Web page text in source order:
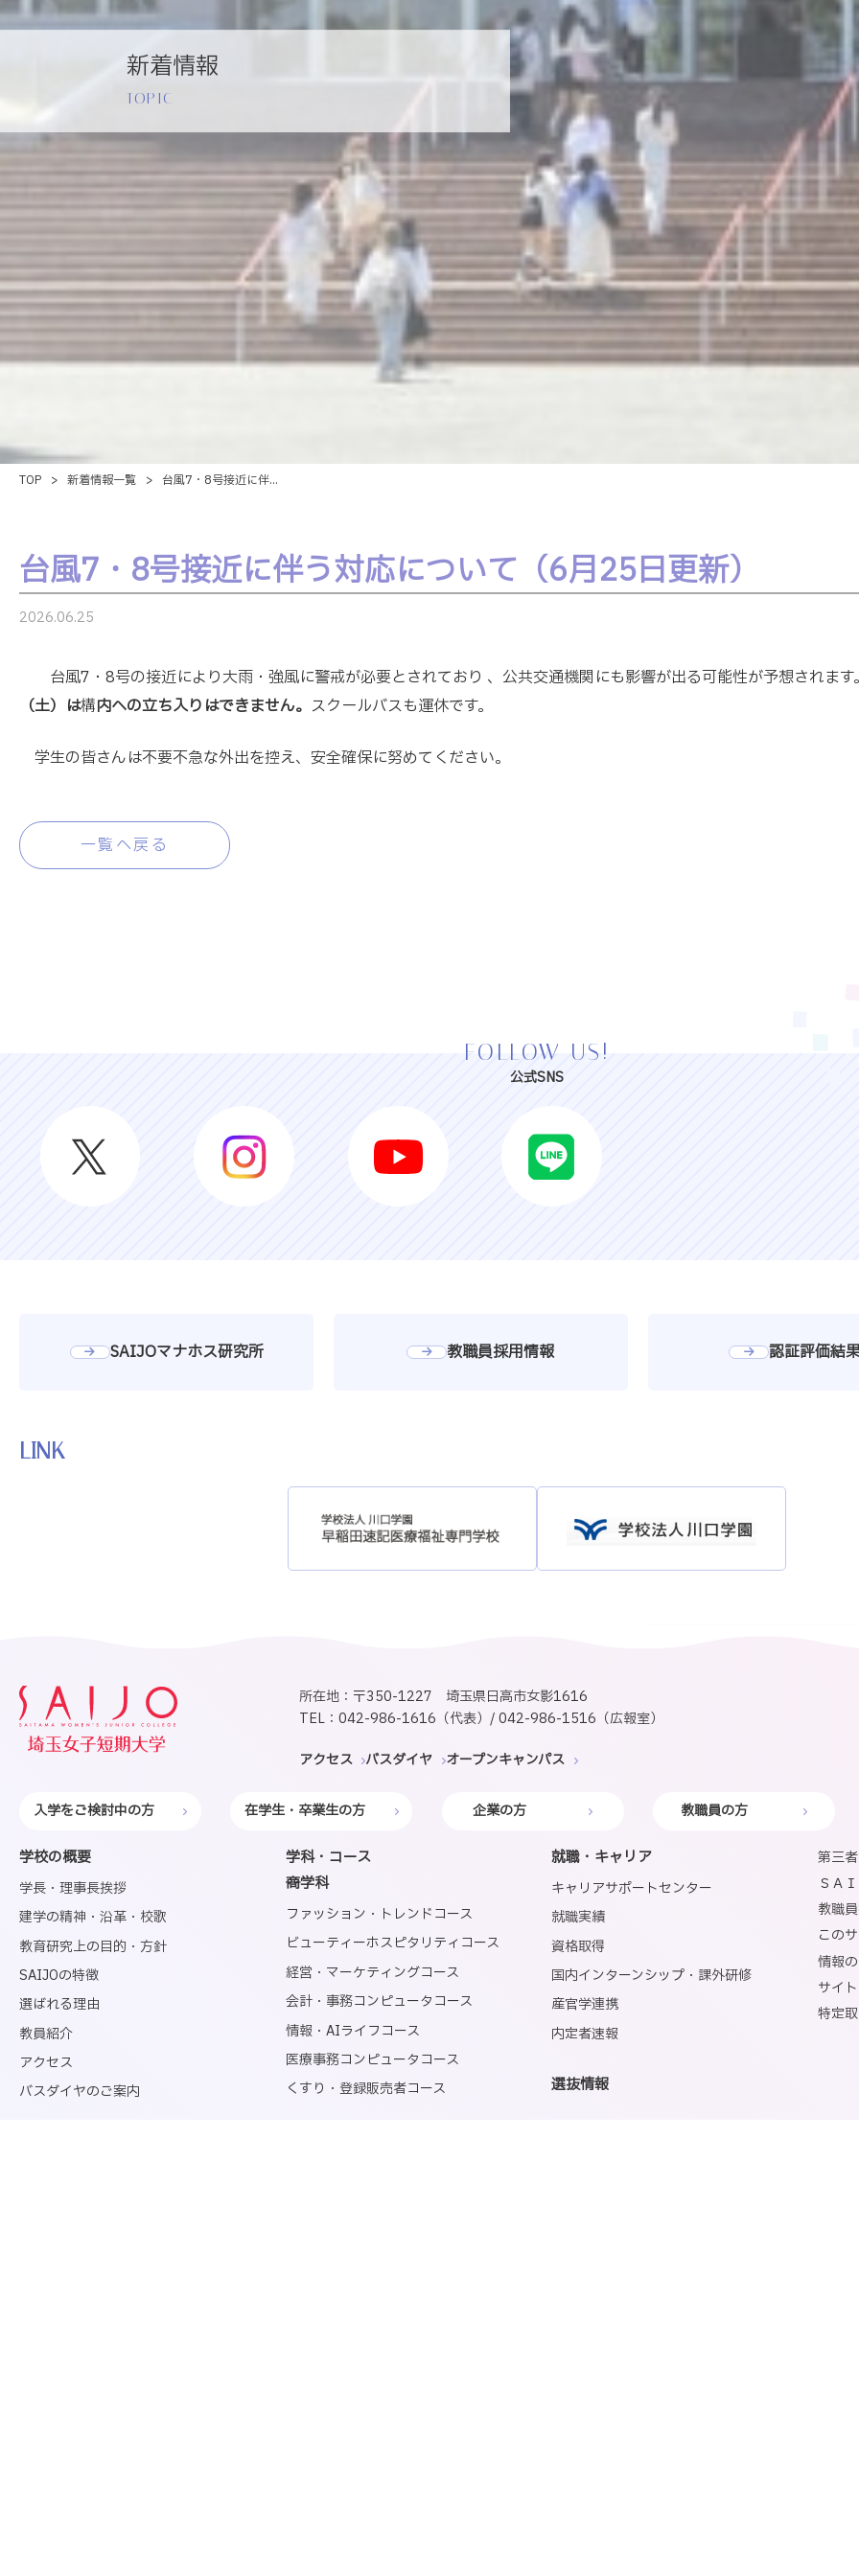
新着情報
TOPIC
TOP > 新着情報一覧 > 台風7・8号接近に伴...
台風7・8号接近に伴う対応について（6月25日更新）
2026.06.25
台風7・8号の接近により大雨・強風に警戒が必要とされており 、公共交通機関にも影響が出る可能性が予想されます
（土）は構内への立ち入りはできません。 スクールバスも運休です。
学生の皆さんは不要不急な外出を控え、安全確保に努めてください。
一覧へ戻る
FOLLOW US!
公式SNS
SAIJOマナホス研究所 教職員採用情報 認証評価結
LINK
所在地：〒350-1227 埼玉県日高市女影1616
TEL：042-986-1616（代表）/ 042-986-1516（広報室）
アクセス バスダイヤ オープンキャンパス
入学をご検討中の方 在学生・卒業生の方 企業の方 教職員の方
学校の概要
学長・理事長挨拶
建学の精神・沿革・校歌
教育研究上の目的・方針
SAIJOの特徴
選ばれる理由
教員紹介
アクセス
バスダイヤのご案内
学科・コース
─商学科
ファッション・トレンドコース
ビューティーホスピタリティコース
経営・マーケティングコース
会計・事務コンピュータコース
情報・AIライフコース
医療事務コンピュータコース
くすり・登録販売者コース
就職・キャリア
キャリアサポートセンター
就職実績
資格取得
国内インターンシップ・課外研修
産官学連携
内定者速報
選抜情報
第三
ＳＡ
教職
この
情報
サイ
特定